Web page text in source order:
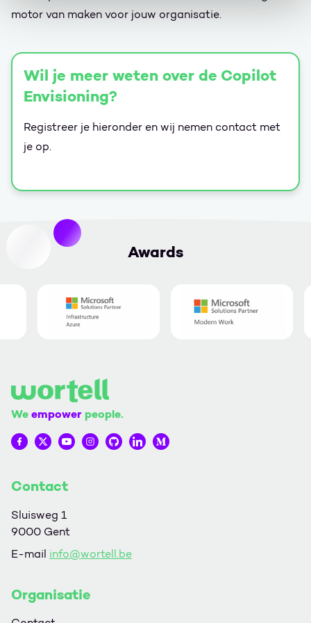
motor van maken voor jouw organisatie.
Wil je meer weten over de Copilot
Envisioning?
Registreer je hieronder en wij nemen contact met
je op.
Awards
Weempower people.
Wortell op Facebook
Wortell op Twitter
Wortell op YouTube
Wortell op Instagram
Wortell op Github
Wortell op LinkedIn
Wortell op Medium
Contact
Sluisweg 1
9000 Gent
E-mail info@wortell.be
Organisatie